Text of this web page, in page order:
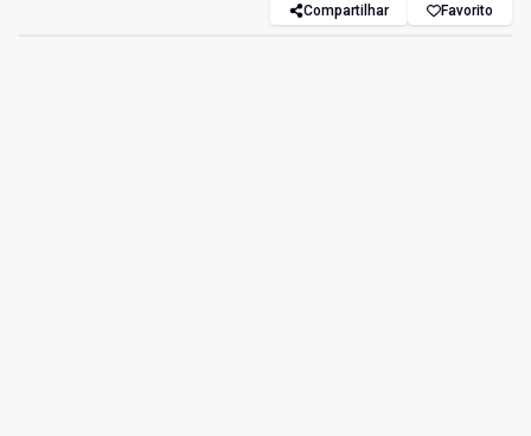
Compartilhar Favorito